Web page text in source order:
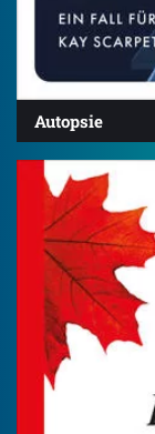
Autopsie